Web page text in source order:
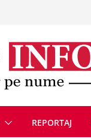
REPORTAJ